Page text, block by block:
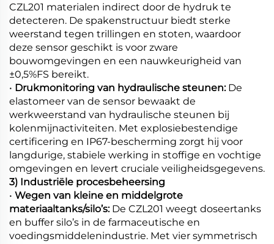
CZL201 materialen indirect door de hydruk te
detecteren. De spakenstructuur biedt sterke
weerstand tegen trillingen en stoten, waardoor
deze sensor geschikt is voor zware
bouwomgevingen en een nauwkeurigheid van
±0,5%FS bereikt.
• Drukmonitoring van hydraulische steunen: De
elastomeer van de sensor bewaakt de
werkweerstand van hydraulische steunen bij
kolenmijnactiviteiten. Met explosiebestendige
certificering en IP67-bescherming zorgt hij voor
langdurige, stabiele werking in stoffige en vochtige
omgevingen en levert cruciale veiligheidsgegevens.
3) Industriële procesbeheersing
• Wegen van kleine en middelgrote
materiaaltanks/silo’s: De CZL201 weegt doseertanks
en buffer silo’s in de farmaceutische en
voedingsmiddelenindustrie. Met vier symmetrisch